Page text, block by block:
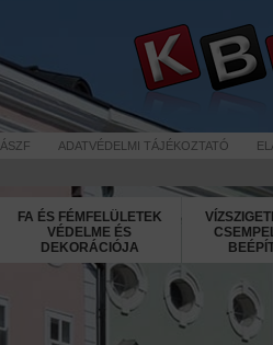
ÁSZF ADATVÉDELMI TÁJÉKOZTATÓ
FA ÉS FÉMFELÜLETEK
VÉDELME ÉS
DEKORÁCIÓJA